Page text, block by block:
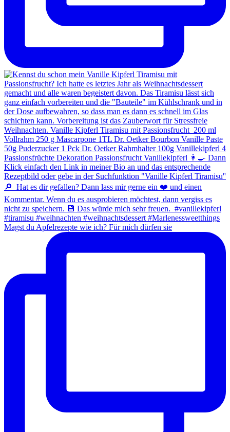
Magst du Apfelrezepte wie ich? Für mich dürfen sie